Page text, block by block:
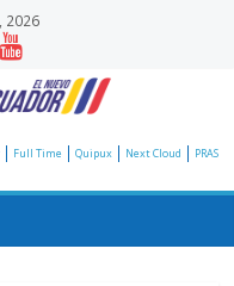
2026
Full Time Quipux Next Cloud
PRAS